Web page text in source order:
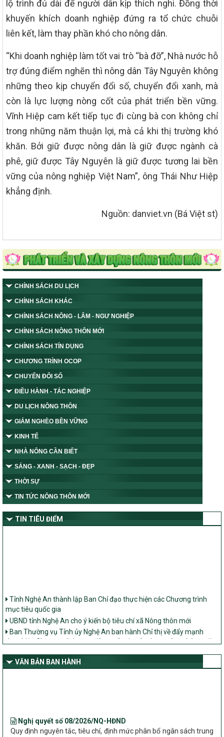
lộ trình đủ dài để người dân kịp thích nghi. Đồng thời
khuyến khích doanh nghiệp đứng ra tổ chức chuỗi
liên kết, làm thay phần khó cho nông dân.
“Khi doanh nghiệp làm tốt vai trò “bà đỡ”, Nhà nước hỗ
trợ đúng điểm nghẽn thì nông dân Tây Nguyên không
những theo kịp chuyển đổi số, chuyển đổi xanh, mà
còn là lực lượng nòng cốt của phát triển bền vững.
Vĩnh Hiệp cam kết tiếp tục đi cùng bà con không chỉ
trong những năm thuận lợi, mà cả khi thị trường khó
khăn. Bởi giữ được nông dân là giữ được ngành cà
phê, giữ được Tây Nguyên là giữ được tương lai bền
vững của nông nghiệp Việt Nam”, ông Thái Như Hiệp
khẳng định.
Nguồn: danviet.vn (Bá Việt st)
CHÍNH SÁCH DU LỊCH
CHÍNH SÁCH KHÁC
CHÍNH SÁCH NÔNG - LÂM - NGƯ NGHIỆP
CHÍNH SÁCH NÔNG THÔN MỚI
CHÍNH SÁCH TÍN DỤNG
CHƯƠNG TRÌNH OCOP
CHUYỂN ĐỔI SỐ
ĐIỀU HÀNH - TÁC NGHIỆP
DU LỊCH NÔNG THÔN
GIẢM NGHÈO BỀN VỮNG
KINH TẾ
NHÀ NÔNG CẦN BIẾT
SÁNG - XANH - SẠCH - ĐẸP
THỜI SỰ
TIN TỨC NÔNG THÔN MỚI
TIN TIÊU ĐIỂM
Tỉnh Nghệ An thành lập Ban Chỉ đạo thực hiện các Chương trình
mục tiêu quốc gia
UBND tỉnh Nghệ An cho ý kiến bộ tiêu chí xã Nông thôn mới
Ban Thường vụ Tỉnh ủy Nghệ An ban hành Chỉ thị về đẩy mạnh
thực hiện Chương trình mục tiêu quốc gia xây dựng nông thôn mới,
giảm nghèo bền vững và phát triển kinh tế – xã hội vùng đồng bào
dân tộc thiểu số và miền núi giai đoạn 2026 – 2030 trên địa bàn tỉnh
Nghệ An
VĂN BẢN BAN HÀNH
Quy định nguyên tắc, tiêu chí, định mức phân bổ ngân sách trung
ương thực hiện Chương trình mục tiêu quốc gia xây dựng nông